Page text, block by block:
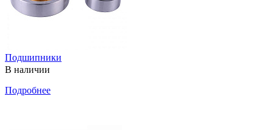
Подшипники
В наличии
Подробнее